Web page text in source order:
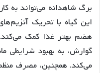
برگ شاهدانه می‌تواند به
این گیاه با تحریک
می‌کند. همچنین، مصرف منظم